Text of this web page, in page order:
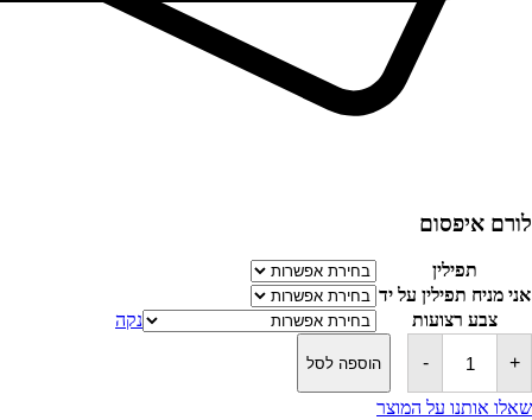
לורם איפסום
תפילין
אני מניח תפילין על יד
צבע רצועות
נקה
-
כמות
תפילין
+ הוספה לסל
שאלו אותנו על המוצר